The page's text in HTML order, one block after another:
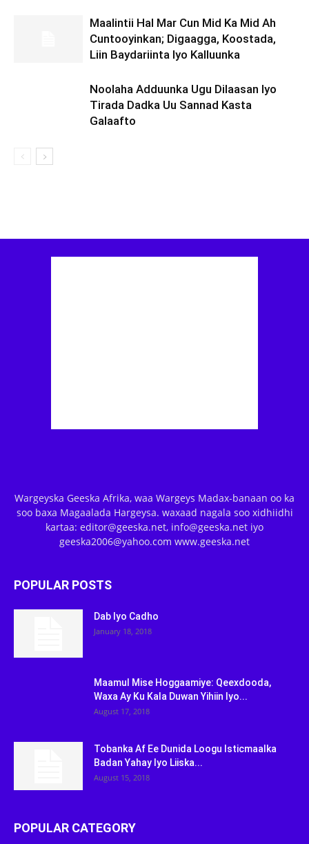
Maalintii Hal Mar Cun Mid Ka Mid Ah
Cuntooyinkan; Digaagga, Koostada,
Liin Baydariinta Iyo Kalluunka
Noolaha Adduunka Ugu Dilaasan Iyo
Tirada Dadka Uu Sannad Kasta
Galaafto
Wargeyska Geeska Afrika, waa Wargeys Madax-banaan oo ka
soo baxa Magaalada Hargeysa. waxaad nagala soo xidhiidhi
kartaa: editor@geeska.net, info@geeska.net iyo
geeska2006@yahoo.com www.geeska.net
POPULAR POSTS
Dab Iyo Cadho
January 18, 2018
Maamul Mise Hoggaamiye: Qeexdooda,
Waxa Ay Ku Kala Duwan Yihiin Iyo...
August 17, 2018
Tobanka Af Ee Dunida Loogu Isticmaalka
Badan Yahay Iyo Liiska...
August 15, 2018
POPULAR CATEGORY